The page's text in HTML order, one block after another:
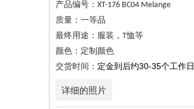
产品编号：XT-176 BC04 Melange
质量：一等品
最终用途：服装，T恤等
颜色：定制颜色
交货时间： 定金到后约30-35个工作日
详细的照片